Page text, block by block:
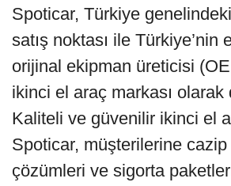
Spoticar, Türkiye
satış noktası ile Türkiye’nin
orijinal ekipman üreticisi
ikinci el araç markası olarak
Kaliteli ve güvenilir ikinci el
Spoticar, müşterilerine
çözümleri ve sigorta